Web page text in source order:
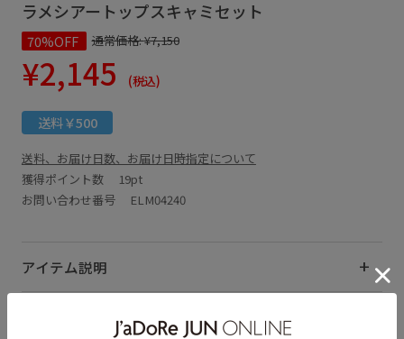
ラメシアートップスキャミセット
70%OFF 通常価格:¥7,150
¥2,145 (税込)
送料￥500
送料、お届け日数、お届け日時指定について
獲得ポイント数
19pt
お問い合わせ番号 ELM04240
アイテム説明
サイズ・素材・お手入れ方法